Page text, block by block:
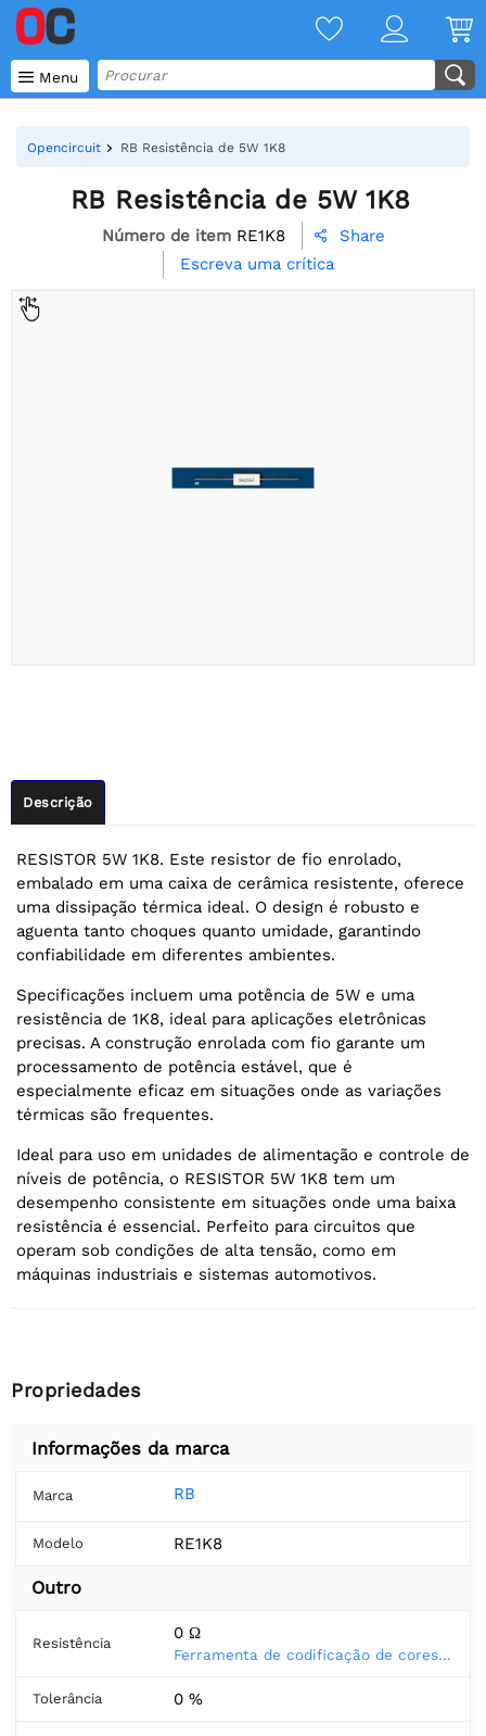
 Menu
Opencircuit RB Resistência de 5W 1K8
RB Resistência de 5W 1K8
Número de item RE1K8 
Share
Escreva uma crítica
Descrição
RESISTOR 5W 1K8. Este resistor de fio enrolado,
embalado em uma caixa de cerâmica resistente, oferece
uma dissipação térmica ideal. O design é robusto e
aguenta tanto choques quanto umidade, garantindo
confiabilidade em diferentes ambientes.
Specificações incluem uma potência de 5W e uma
resistência de 1K8, ideal para aplicações eletrônicas
precisas. A construção enrolada com fio garante um
processamento de potência estável, que é
especialmente eficaz em situações onde as variações
térmicas são frequentes.
Ideal para uso em unidades de alimentação e controle de
níveis de potência, o RESISTOR 5W 1K8 tem um
desempenho consistente em situações onde uma baixa
resistência é essencial. Perfeito para circuitos que
operam sob condições de alta tensão, como em
máquinas industriais e sistemas automotivos.
Propriedades
Informações da marca
Marca RB
Modelo RE1K8
Outro
Resistência
0 Ω
Ferramenta de codificação de cores do resistor
Tolerância 0 %